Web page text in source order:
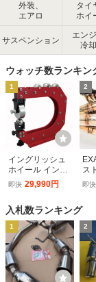
外装、
エアロ
タイ
ホイ
サスペンション
エンジ
冷
ウォッチ数ランキン
1
イングリッシュ
ホイール イング
リッシュローラ
ー 卓上タイプ 51
即決 29,990円
2
ス
ド
-
即決
入札数ランキング
1 2